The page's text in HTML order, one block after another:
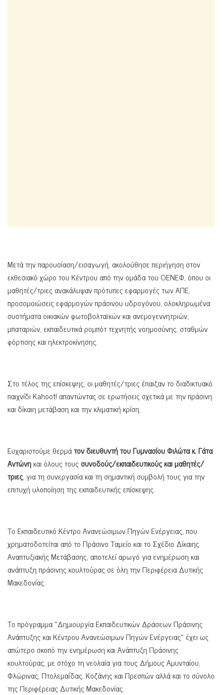
Μετά την παρουσίαση/εισαγωγή, ακολούθησε περιήγηση στον
εκθεσιακό χώρο του Κέντρου από την ομάδα του ΟΕΝΕΦ, όπου οι
μαθητές/τριες ανακάλυψαν πρότυπες εφαρμογές των ΑΠΕ,
προσομοιώσεις εφαρμογών πράσινου υδρογόνου, ολοκληρωμένα
συστήματα οικιακών φωτοβολταϊκών και ανεμογεννητριών,
μπαταριών, εκπαιδευτικά ρομπότ τεχνητής νοημοσύνης, σταθμών
φόρτισης και ηλεκτροκίνησης.
Στο τέλος της επίσκεψης, οι μαθητές/τριες έπαιξαν το διαδικτυακό
παιχνίδι Kahoot! απαντώντας σε ερωτήσεις σχετικά με την πράσινη
και δίκαιη μετάβαση και την κλιματική κρίση.
Ευχαριστούμε θερμάτον διευθυντή του Γυμνασίου Φιλώτα κ. Γάτα
Αντώνηκαι όλους τουςσυνοδούς/εκπαιδευτικούς και μαθητές/
τριες, για τη συνεργασία και τη σημαντική συμβολή τους για την
επιτυχή υλοποίηση της εκπαιδευτικής επίσκεψης.
Το Εκπαιδευτικό Κέντρο Ανανεώσιμων Πηγών Ενέργειας, που
χρηματοδοτείται από το Πράσινο Ταμείο και το Σχέδιο Δίκαιης
Αναπτυξιακής Μετάβασης, αποτελεί αρωγό για ενημέρωση και
ανάπτυξη πράσινης κουλτούρας σε όλη την Περιφέρεια Δυτικής
Μακεδονίας.
Το πρόγραμμα «Δημιουργία Εκπαιδευτικών Δράσεων Πράσινης
Ανάπτυξης και Κέντρου Ανανεώσιμων Πηγών Ενέργειας» έχει ως
απώτερο σκοπό την ενημέρωση και Ανάπτυξη Πράσινης
κουλτούρας, με στόχο τη νεολαία για τους Δήμους Αμυνταίου,
Φλώρινας, Πτολεμαΐδας, Κοζάνης και Πρεσπών αλλά και το σύνολο
της Περιφέρειας Δυτικής Μακεδονίας.